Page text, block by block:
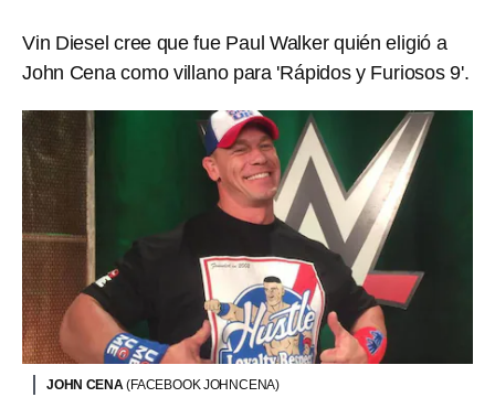
Vin Diesel cree que fue Paul Walker quién eligió a
John Cena como villano para 'Rápidos y Furiosos 9'.
JOHN CENA(FACEBOOK JOHNCENA)